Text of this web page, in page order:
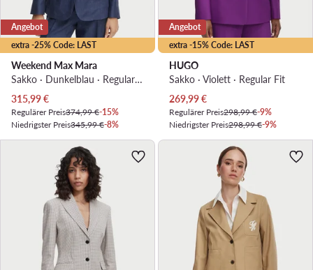
extra -25% Code: LAST
Angebot
Weekend Max Mara
Sakko · Dunkelblau · Regular Fit
Aktueller Preis
315,99€
Regulärer Preis374,99 €-15%
Niedrigster Preis345,99 €-8%
extra -15% Code: LAST
Angebot
HUGO
Sakko · Violett · Regular Fit
Aktueller Preis
269,99€
Regulärer Preis298,99 €-9%
Niedrigster Preis298,99 €-9%